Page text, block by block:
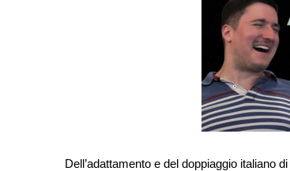
Dell’adattamento e del doppiaggio italiano di